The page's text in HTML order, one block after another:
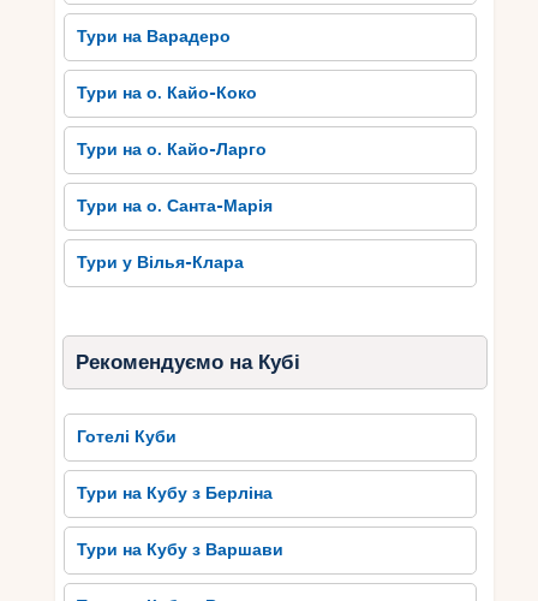
Тури на Варадеро
Тури на о. Кайо-Коко
Тури на о. Кайо-Ларго
Тури на о. Санта-Марія
Тури у Вілья-Клара
Рекомендуємо на Кубі
Готелі Куби
Тури на Кубу з Берліна
Тури на Кубу з Варшави